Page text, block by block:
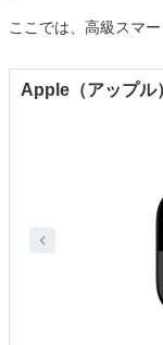
ここでは、高級スマ
Apple（アップル